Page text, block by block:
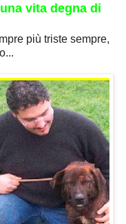
vita degna di
più triste sempre,